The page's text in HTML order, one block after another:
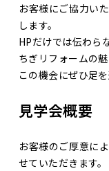
お客様にご協力い
します。
HPだけでは伝わら
ちぎリフォームの
この機会にぜひ足
見学会概要
お客様のご厚意に
せていただきます。